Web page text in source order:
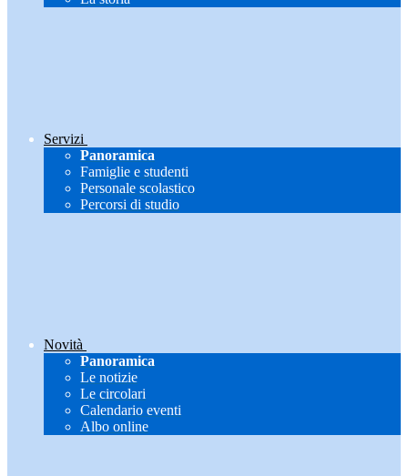
Servizi
Panoramica
Famiglie e studenti
Personale scolastico
Percorsi di studio
Novità
Panoramica
Le notizie
Le circolari
Calendario eventi
Albo online